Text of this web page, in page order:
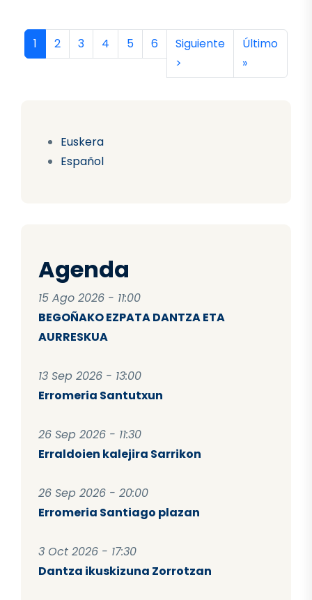
Euskera
Español
Agenda
15 Ago 2026 - 11:00
BEGOÑAKO EZPATA DANTZA ETA
AURRESKUA
13 Sep 2026 - 13:00
Erromeria Santutxun
26 Sep 2026 - 11:30
Erraldoien kalejira Sarrikon
26 Sep 2026 - 20:00
Erromeria Santiago plazan
3 Oct 2026 - 17:30
Dantza ikuskizuna Zorrotzan
Paginación
Página actual
1 Página
2 Página
3 Página
4 Página
5 Página
6 Siguiente página
Siguiente
>
Última
Último
»